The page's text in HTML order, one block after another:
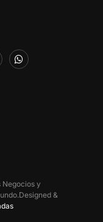
Negocios y
&